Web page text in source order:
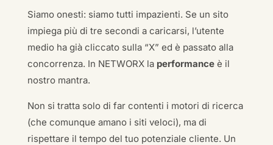
Siamo onesti: siamo tutti impazienti. Se un sito
impiega più di tre secondi a caricarsi, l’utente
medio ha già cliccato sulla “X” ed è passato alla
concorrenza. In NETWORX la performanceè il
nostro mantra.
Non si tratta solo di far contenti i motori di ricerca
(che comunque amano i siti veloci), ma di
rispettare il tempo del tuo potenziale cliente. Un